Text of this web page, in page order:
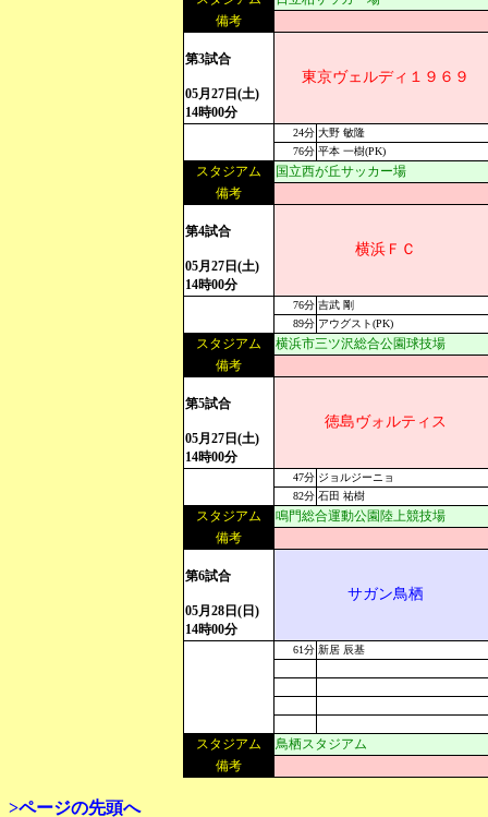
備考
第3試合
05月27日(土)
14時00分
東京ヴェルディ１９６９
24分 大野 敏隆
76分 平本 一樹(PK)
スタジアム
国立西が丘サッカー場
備考
第4試合
05月27日(土)
14時00分
横浜ＦＣ
76分 吉武 剛
89分 アウグスト(PK)
スタジアム
横浜市三ツ沢総合公園球技場
備考
第5試合
05月27日(土)
14時00分
徳島ヴォルティス
47分 ジョルジーニョ
82分 石田 祐樹
スタジアム
鳴門総合運動公園陸上競技場
備考
第6試合
05月28日(日)
14時00分
サガン鳥栖
61分 新居 辰基
スタジアム
鳥栖スタジアム
備考
>ページの先頭へ